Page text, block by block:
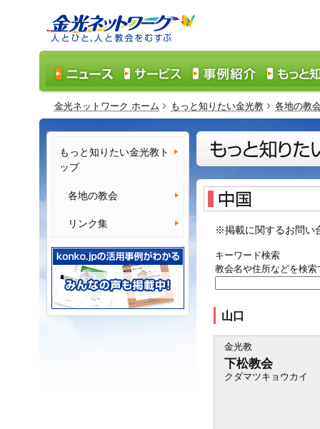
金光ネットワーク ホーム もっと知りたい金光教 各地の教
※掲載に関するお問い
キーワード検索
教会名や住所などを検
山口
金光教
下松教会
クダマツキョウカイ
もっと知りたい金光教ト
ップ
各地の教会
リンク集